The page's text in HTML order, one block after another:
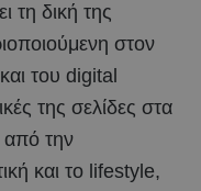
τη δική της
στον
του digital
της σελίδες στα
από την
και το lifestyle,